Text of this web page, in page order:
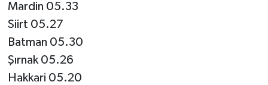
Mardin 05.33
Siirt 05.27
Batman 05.30
Şırnak 05.26
Hakkari 05.20